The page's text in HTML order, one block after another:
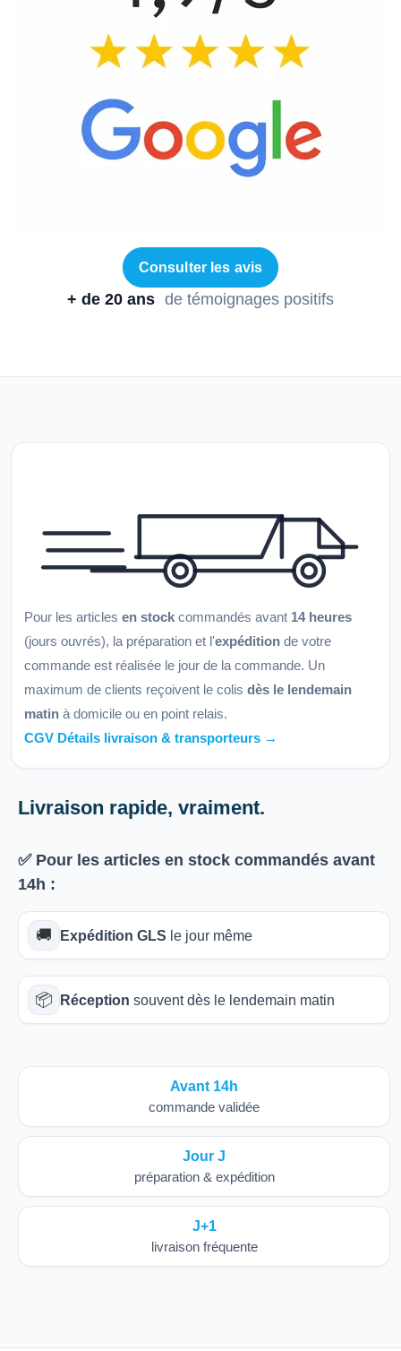
Consulter les avis
+ de 20 ans de témoignages positifs
Pour les articles en stock commandés avant 14 heures
(jours ouvrés), la préparation et l'expédition de votre
commande est réalisée le jour de la commande. Un
maximum de clients reçoivent le colis dès le lendemain
matin à domicile ou en point relais.
CGV Détails livraison & transporteurs →
Livraison rapide, vraiment.
✅ Pour les articles en stock commandés avant
14h :
🚚 Expédition GLS le jour même
📦 Réception souvent dès le lendemain matin
Avant 14h
commande validée
Jour J
préparation & expédition
J+1
livraison fréquente